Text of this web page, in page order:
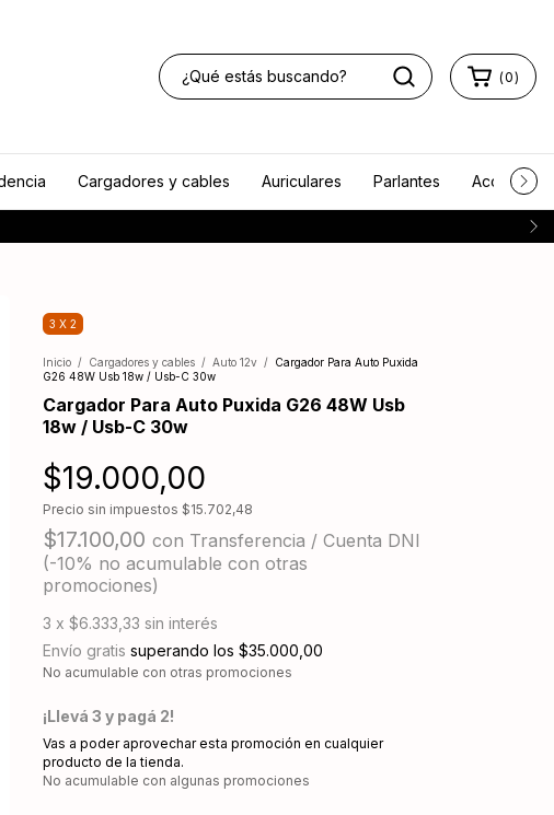
(0)
Cargadores y cables Auriculares Parlantes
3 X 2
Inicio / Cargadores y cables / Auto 12v / Cargador Para Auto Puxida
G26 48W Usb 18w / Usb-C 30w
Cargador Para Auto Puxida G26 48W Usb
18w / Usb-C 30w
$19.000,00
Precio sin impuestos $15.702,48
$17.100,00 con Transferencia / Cuenta DNI
(-10% no acumulable con otras
promociones)
3 x $6.333,33 sin interés
Envío gratis superando los $35.000,00
No acumulable con otras promociones
¡Llevá 3 y pagá 2!
Vas a poder aprovechar esta promoción en cualquier
producto de la tienda.
No acumulable con algunas promociones